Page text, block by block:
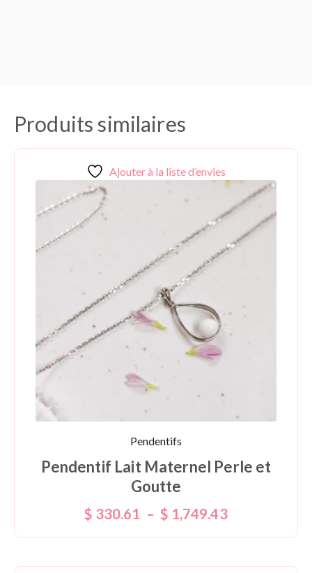
Produits similaires
Ajouter à la liste d’envies
Pendentifs
Pendentif Lait Maternel Perle et
Goutte
$ 330.61 – $ 1,749.43